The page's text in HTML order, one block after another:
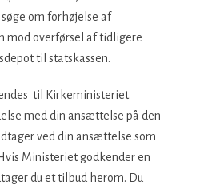
om forhøjelse af
mod overførsel af tidligere
til statskassen.
til Kirkeministeriet
med din ansættelse på den
ved din ansættelse som
Ministeriet godkender en
du et tilbud herom. Du